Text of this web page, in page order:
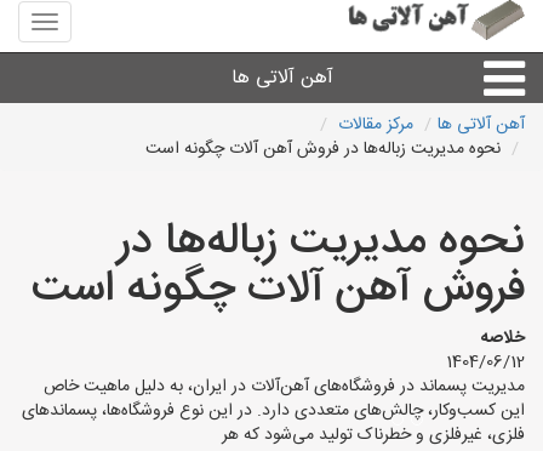
منوی
سایت
آلاتی
آهن آلاتی ها
میلگرد نبشی،مفتول
ورق
لوله و اتصالات
سایر آهن آلات
آهن آلاتی های شهرها
آهن آلاتی ها
مرکز مقالات
نحوه مدیریت زباله‌ها در فروش آهن آلات چگونه است
نحوه مدیریت زباله‌ها در
فروش آهن آلات چگونه است
خلاصه
1404/06/12
مدیریت پسماند در فروشگاه‌های آهن‌آلات در ایران، به دلیل ماهیت خاص
این کسب‌وکار، چالش‌های متعددی دارد. در این نوع فروشگاه‌ها، پسماندهای
فلزی، غیرفلزی و خطرناک تولید می‌شود که هر